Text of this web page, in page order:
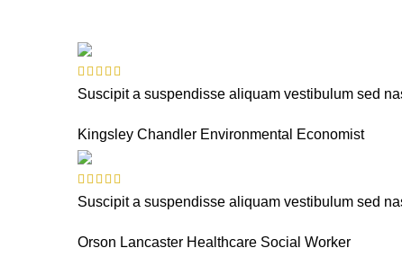
Suscipit a suspendisse aliquam vestibulum sed
Kingsley Chandler Environmental Economist
Suscipit a suspendisse aliquam vestibulum sed
Orson Lancaster Healthcare Social Worker